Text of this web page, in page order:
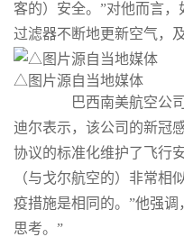
客的）安全。”对他而言
过滤器不断地更新空气，
△图片源自当地媒体
巴西南美航空公司
迪尔表示，该公司的新冠
协议的标准化维护了飞行
（与戈尔航空的）非常相
疫措施是相同的。”他强
思考。”